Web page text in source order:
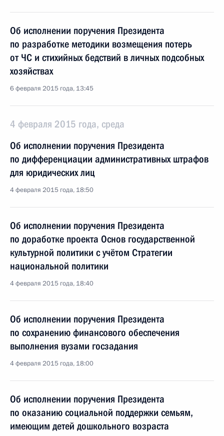
Об исполнении поручения Президента
по разработке методики возмещения потерь
от ЧС и стихийных бедствий в личных подсобных
хозяйствах
6 февраля 2015 года, 13:45
4 февраля 2015 года, среда
Об исполнении поручения Президента
по дифференциации административных штрафов
для юридических лиц
4 февраля 2015 года, 18:50
Об исполнении поручения Президента
по доработке проекта Основ государственной
культурной политики с учётом Стратегии
национальной политики
4 февраля 2015 года, 18:40
Об исполнении поручения Президента
по сохранению финансового обеспечения
выполнения вузами госзадания
4 февраля 2015 года, 18:00
Об исполнении поручения Президента
по оказанию социальной поддержки семьям,
имеющим детей дошкольного возраста